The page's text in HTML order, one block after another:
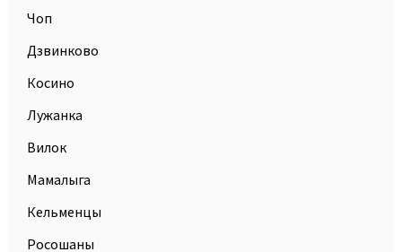
Чоп
Дзвинково
Косино
Лужанка
Вилок
Мамалыга
Кельменцы
Росошаны